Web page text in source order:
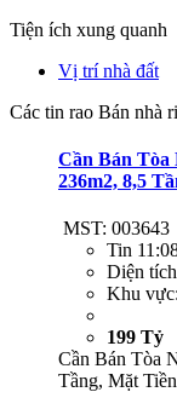
Tiện ích xung quanh
Vị trí nhà đất
Các tin rao Bán nhà
Cần Bán Tòa
236m2, 8,5
MST: 003643
Tin
Diện
Khu vực:
199 Tỷ
Cần Bán Tòa
Tầng, Mặt